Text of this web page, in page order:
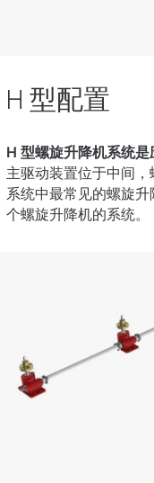
H 型配置
H 型螺旋升降机系统是
主驱动装置位于中间，
系统中最常见的螺旋
个螺旋升降机的系统。